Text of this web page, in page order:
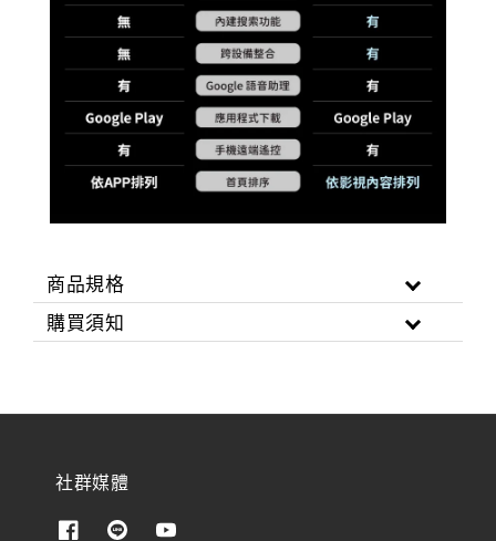
商品規格
購買須知
社群媒體